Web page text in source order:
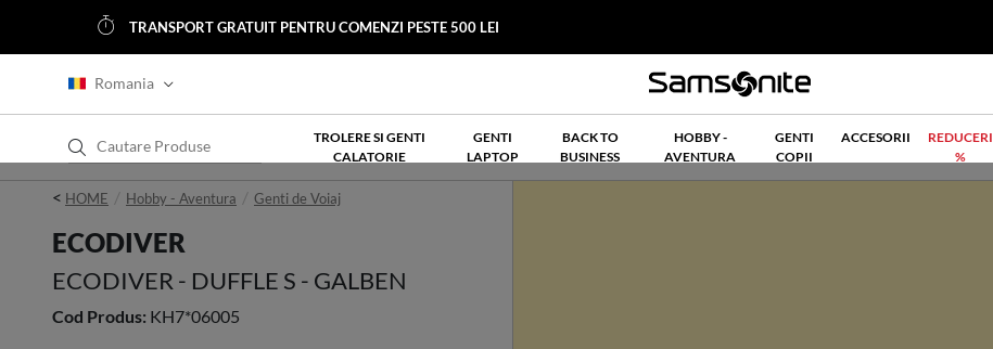
TRANSPORT GRATUIT PENTRU COMENZI PESTE 500 LEI
Romania
TROLERE SI GENTI
CALATORIE
GENTI
LAPTOP
BACK TO
BUSINESS
HOBBY -
AVENTURA
GENTI
COPII
ACCESORII
REDUCERI
%
< HOME Hobby - Aventura Genti de Voiaj
ECODIVER
ECODIVER - DUFFLE S - GALBEN
Cod Produs: KH7*06005